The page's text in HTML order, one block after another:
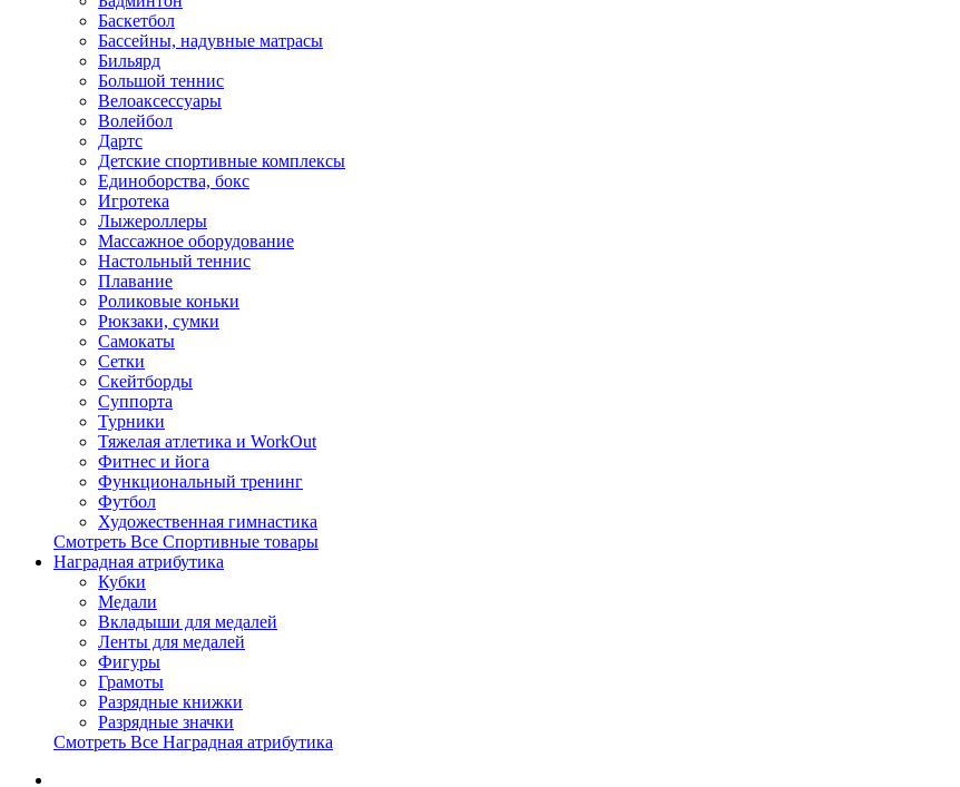
Баскетбол
Бассейны, надувные матрасы
Бильярд
Большой теннис
Велоаксессуары
Волейбол
Дартс
Детские спортивные комплексы
Единоборства, бокс
Игротека
Лыжероллеры
Массажное оборудование
Настольный теннис
Плавание
Роликовые коньки
Рюкзаки, сумки
Самокаты
Сетки
Скейтборды
Суппорта
Турники
Тяжелая атлетика и WorkOut
Фитнес и йога
Функциональный тренинг
Футбол
Художественная гимнастика
Смотреть Все Спортивные товары
Наградная атрибутика
Кубки
Медали
Вкладыши для медалей
Ленты для медалей
Фигуры
Грамоты
Разрядные книжки
Разрядные значки
Смотреть Все Наградная атрибутика